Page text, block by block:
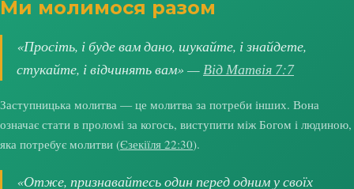
Ми молимося разом
«Просіть, і буде вам дано, шукайте, і знайдете,
стукайте, і відчинять вам» —Від Матвія 7:7
Заступницька молитва — це молитва за потреби інших. Вона
означає стати в проломі за когось, виступити між Богом і людиною,
яка потребує молитви (Єзекіїля 22:30).
«Отже, признавайтесь один перед одним у своїх